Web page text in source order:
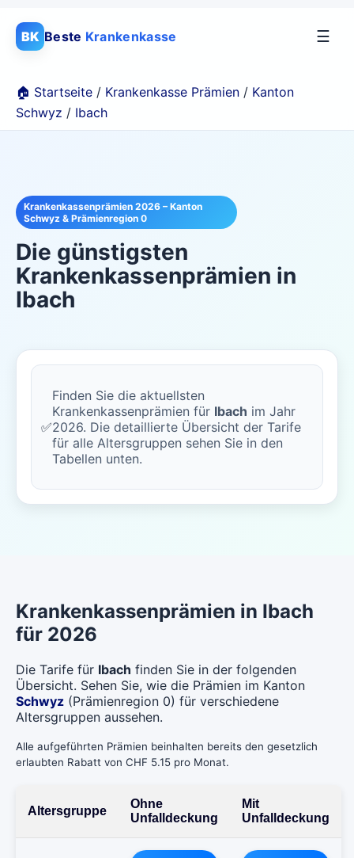
BK Beste Krankenkasse ☰
🏠 Startseite / Krankenkasse Prämien / Kanton
Schwyz / Ibach
Krankenkassenprämien 2026 – Kanton
Schwyz & Prämienregion 0
Die günstigsten
Krankenkassenprämien in
Ibach
✅
Finden Sie die aktuellsten
Krankenkassenprämien für Ibach im Jahr
2026. Die detaillierte Übersicht der Tarife
für alle Altersgruppen sehen Sie in den
Tabellen unten.
Krankenkassenprämien in Ibach
für 2026
Die Tarife für Ibach finden Sie in der folgenden
Übersicht. Sehen Sie, wie die Prämien im Kanton
Schwyz (Prämienregion 0) für verschiedene
Altersgruppen aussehen.
Alle aufgeführten Prämien beinhalten bereits den gesetzlich
erlaubten Rabatt von CHF 5.15 pro Monat.
Altersgruppe
Ohne
Unfalldeckung
Mit
Unfalldeckung